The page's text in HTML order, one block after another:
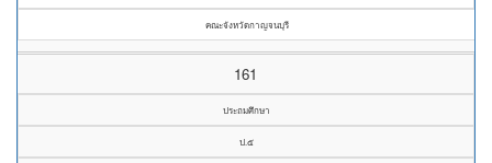
คณะจังหวัดกาญจนบุรี
161
ประถมศึกษา
ป.๕